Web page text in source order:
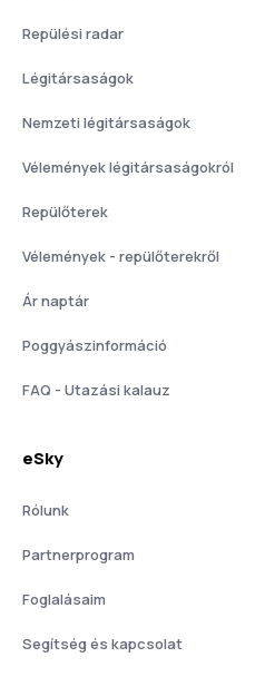
Repülési radar
Légitársaságok
Nemzeti légitársaságok
Vélemények légitársaságokról
Repülőterek
Vélemények - repülőterekről
Ár naptár
Poggyászinformáció
FAQ - Utazási kalauz
eSky
Rólunk
Partnerprogram
Foglalásaim
Segítség és kapcsolat